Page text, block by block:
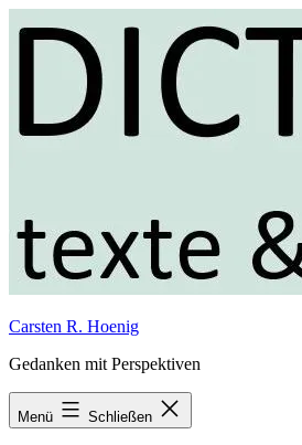
Inhalt
Carsten R. Hoenig
Gedanken mit Perspektiven
Menü Schließen